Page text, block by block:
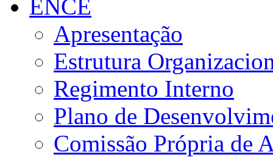
ENCE
Apresentação
Estrutura
Regimento Interno
Plano de
Comissão Própria de